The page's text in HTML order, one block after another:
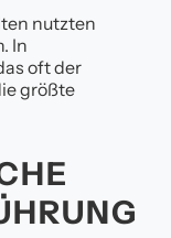
nutzten
In
oft der
größte